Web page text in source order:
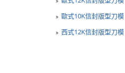
歐式10K信封版型刀模
西式12K信封版型刀模